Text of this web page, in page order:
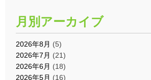
月別アーカイブ
2026年8月 (5)
2026年7月 (21)
2026年6月 (18)
2026年5月 (16)